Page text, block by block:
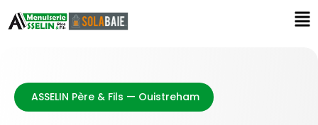
ASSELIN Père & Fils — Ouistreham